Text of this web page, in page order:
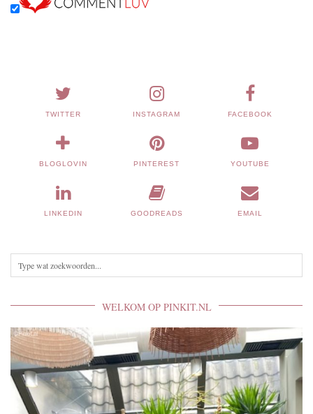
TWITTER INSTAGRAM FACEBOOK
BLOGLOVIN PINTEREST YOUTUBE
LINKEDIN GOODREADS EMAIL
WELKOM OP PINKIT.NL